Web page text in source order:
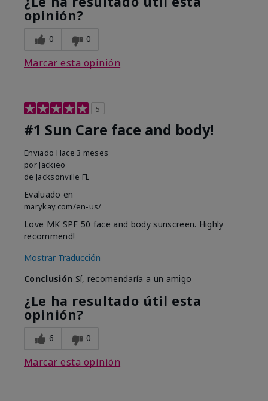
opinión?
0 0
Marcar esta opinión
5
#1 Sun Care face and body!
Enviado Hace 3 meses
por Jackieo
de Jacksonville FL
Evaluado en
marykay.com/en-us/
Love MK SPF 50 face and body sunscreen. Highly
recommend!
Mostrar Traducción
Conclusión Sí, recomendaría a un amigo
¿Le ha resultado útil esta
opinión?
6 0
Marcar esta opinión